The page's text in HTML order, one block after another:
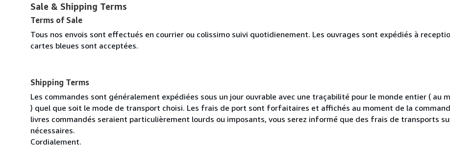
Sale & Shipping Terms
Terms of Sale
Tous nos envois sont effectués en courrier ou colissimo suivi quotidienement. Les ouvrages sont expédiés à
cartes bleues sont acceptées.
Shipping Terms
Les commandes sont généralement expédiées sous un jour ouvrable avec une traçabilité pour le monde entier ( au
) quel que soit le mode de transport choisi. Les frais de port sont forfaitaires et affichés au moment de la
livres commandés seraient particulièrement lourds ou imposants, vous serez informé que des frais de transports
nécessaires.
Cordialement.